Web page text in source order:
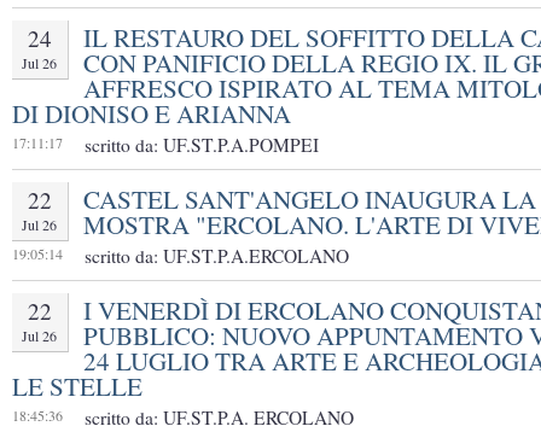
24
Jul 26
IL RESTAURO DEL SOFFITTO DELLA
CON PANIFICIO DELLA REGIO IX. IL
AFFRESCO ISPIRATO AL TEMA
DI DIONISO E ARIANNA
17:11:17 scritto da: UF.ST.P.A.POMPEI
22
Jul 26
CASTEL SANT'ANGELO INAUGURA LA
MOSTRA "ERCOLANO. L'ARTE DI
19:05:14 scritto da: UF.ST.P.A.ERCOLANO
22
Jul 26
I VENERDÌ DI ERCOLANO
PUBBLICO: NUOVO APPUNTAMENTO
24 LUGLIO TRA ARTE E
LE STELLE
18:45:36 scritto da: UF.ST.P.A. ERCOLANO